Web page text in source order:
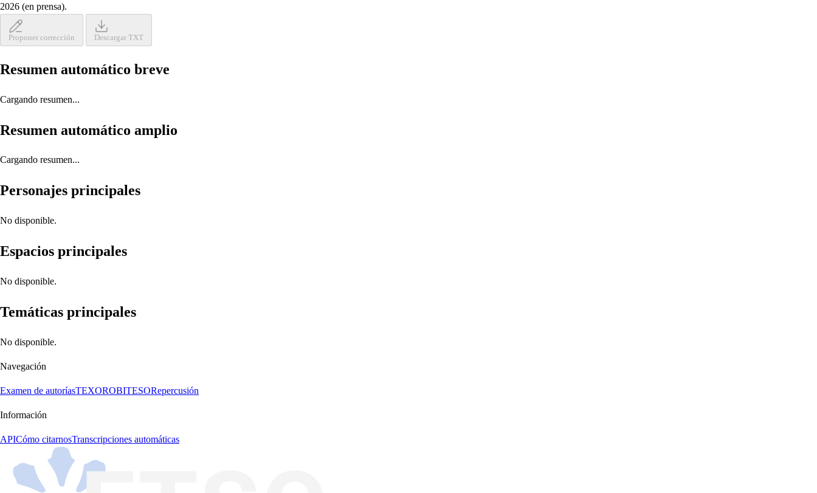
2026 (en prensa).
Proponer corrección Descargar TXT
Resumen automático breve
Cargando resumen...
Resumen automático amplio
Cargando resumen...
Personajes principales
No disponible.
Espacios principales
No disponible.
Temáticas principales
No disponible.
Navegación
Examen de autoríasTEXOROBITESORepercusión
Información
APICómo citarnosTranscripciones automáticas